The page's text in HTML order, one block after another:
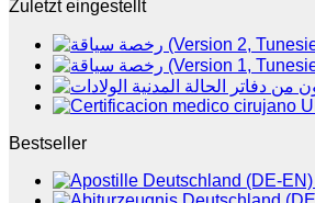
Zuletzt eingestellt
Bestseller